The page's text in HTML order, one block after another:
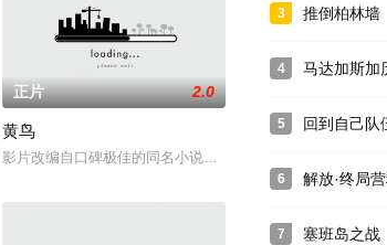
争，占领中国东北地区，疯
然而，一次恐怖性炸弹袭击，改变了他们的命运。军用卡车
正片 2.0
黄鸟
影片改编自口碑极佳的同名小说，讲述一位年纪稍长(康伯巴
3 推倒柏林墙
4 马达加斯加
5 回到自己队
6 解放·终局
7 塞班岛之战